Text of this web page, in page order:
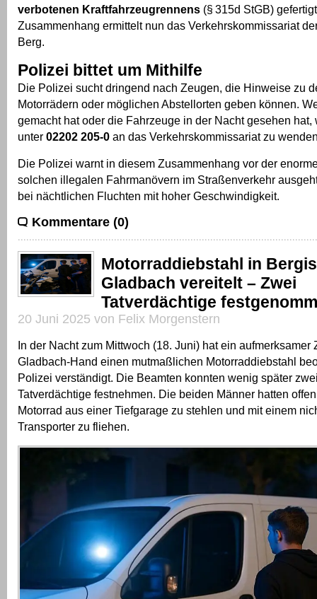
verbotenen Kraftfahrzeugrennens (§ 315d StGB)
Zusammenhang ermittelt nun das Verkehrskommissariat
Berg.
Polizei bittet um Mithilfe
Die Polizei sucht dringend nach Zeugen, die Hinweise zu
Motorrädern oder möglichen Abstellorten geben können.
gemacht hat oder die Fahrzeuge in der Nacht gesehen hat,
unter 02202 205-0 an das Verkehrskommissariat zu
Die Polizei warnt in diesem Zusammenhang vor der
solchen illegalen Fahrmanövern im Straßenverkehr
bei nächtlichen Fluchten mit hoher Geschwindigkeit.
Kommentare (0)
Motorraddiebstahl in
Gladbach vereitelt – Zwei
Tatverdächtige
20 Juni 2025 von Felix Morgenstern
In der Nacht zum Mittwoch (18. Juni) hat ein aufmerksamer
Gladbach-Hand einen mutmaßlichen Motorraddiebstahl
Polizei verständigt. Die Beamten konnten wenig später
Tatverdächtige festnehmen. Die beiden Männer hatten
Motorrad aus einer Tiefgarage zu stehlen und mit einem
Transporter zu fliehen.